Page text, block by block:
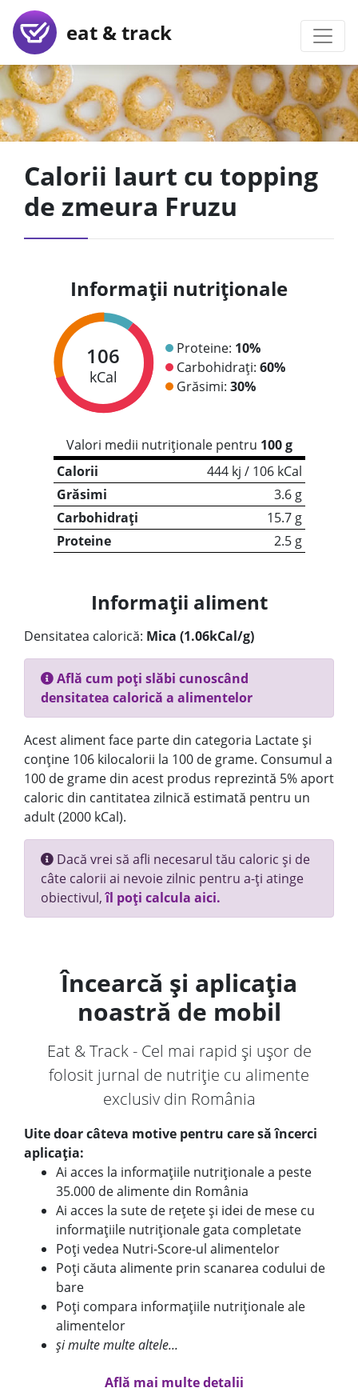
eat & track
Calorii Iaurt cu topping
de zmeura Fruzu
Informații nutriționale
106
kCal
Proteine: 10%
Carbohidrați: 60%
Grăsimi: 30%
Valori medii nutriționale pentru 100 g
Calorii
444 kj / 106 kCal
Grăsimi
3.6 g
Carbohidrați
15.7 g
Proteine
2.5 g
Informații aliment
Densitatea calorică: Mica (1.06kCal/g)
Află cum poți slăbi cunoscând
densitatea calorică a alimentelor
Acest aliment face parte din categoria Lactate și
conține 106 kilocalorii la 100 de grame. Consumul a
100 de grame din acest produs reprezintă 5% aport
caloric din cantitatea zilnică estimată pentru un
adult (2000 kCal).
Dacă vrei să afli necesarul tău caloric și de
câte calorii ai nevoie zilnic pentru a-ți atinge
obiectivul,îl poți calcula aici.
Încearcă și aplicația
noastră de mobil
Eat & Track - Cel mai rapid și ușor de
folosit jurnal de nutriție cu alimente
exclusiv din România
Uite doar câteva motive pentru care să încerci
aplicația:
Ai acces la informațiile nutriționale a peste
35.000 de alimente din România
Ai acces la sute de rețete și idei de mese cu
informațiile nutriționale gata completate
Poți vedea Nutri-Score-ul alimentelor
Poți căuta alimente prin scanarea codului de
bare
Poți compara informațiile nutriționale ale
alimentelor
și multe multe altele...
Află mai multe detalii